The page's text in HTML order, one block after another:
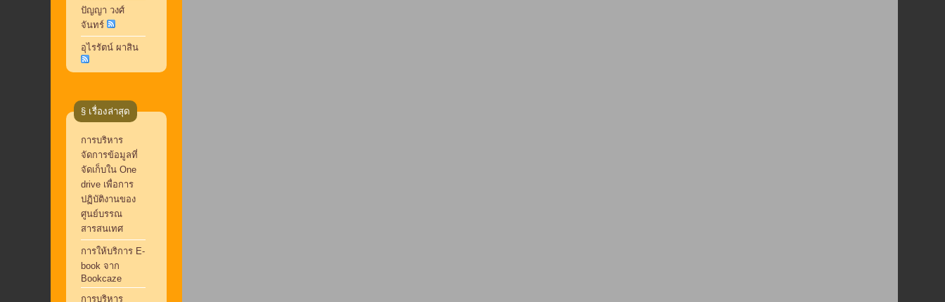
ปัญญา วงศ์
จันทร์
อุไรรัตน์ ผาสิน
§ เรื่องล่าสุด
การบริหาร
จัดการข้อมูลที่
จัดเก็บใน One
drive เพื่อการ
ปฏิบัติงานของ
ศูนย์บรรณ
สารสนเทศ
การให้บริการ E-
book จาก
Bookcaze
การบริหาร